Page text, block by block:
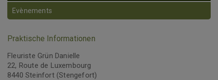
Evènements
Praktische Informationen
Fleuriste Grün Danielle
22, Route de Luxembourg
8440 Steinfort (Stengefort)